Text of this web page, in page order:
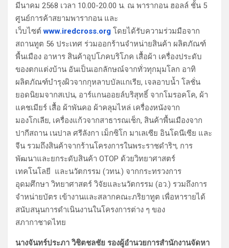
มีนาคม 2568 เวลา 10.00-20.00 น. ณ พารากอน ฮอลล์ ชั้น 5
ศูนย์การค้าสยามพารากอน และ
เว็บไซต์www.iredcross.org โดยได้รับความร่วมมือจาก
สถานทูต 56 ประเทศ ร่วมออกร้านจำหน่ายสินค้า ผลิตภัณฑ์
พื้นเมือง อาหาร สินค้าอุปโภคบริโภค เสื้อผ้า เครื่องประดับ
ของตกแต่งบ้าน อันเป็นเอกลักษณ์จากทั่วทุกมุมโลก อาทิ
ผลิตภัณฑ์บำรุงผิวจากกุหลาบบัลแกเรีย, เจลอาบน้ำ โลชั่น
ยอดนิยมจากสเปน, อาร์แกนออยล์บริสุทธิ์ จากโมรอคโค, ผ้า
แคชเมียร์ เสื้อ ผ้าพันคอ ผ้าคลุมไหล่ เครื่องหนังจาก
มองโกเลีย, เครื่องแก้วจากสาธารณเช็ก, สินค้าพื้นเมืองจาก
ปากีสถาน เนปาล ศรีลังกา เม็กซิโก มาเลเซีย อินโดนีเซีย และ
จีน รวมถึงสินค้าจากร้านโครงการในพระราชดำริฯ, การ
พัฒนาและยกระดับสินค้า OTOP ด้วยวิทยาศาสตร์
เทคโนโลยี และนวัตกรรม (วทน.) จากกระทรวงการ
อุดมศึกษา วิทยาศาสตร์ วิจัยและนวัตกรรม (อว.) รวมถึงการ
จำหน่ายบัตร เข้างานและสลากคณะภริยาทูต เพื่อหารายได้
สนับสนุนการดำเนินงานในโครงการต่าง ๆ ของ
สภากาชาดไทย
นางจันทร์ประภา วิชิตชลชัย รองผู้อำนวยการสำนักงานจัดหา